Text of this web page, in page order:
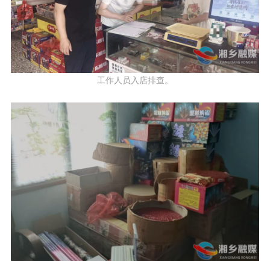
工作人员入店排查。